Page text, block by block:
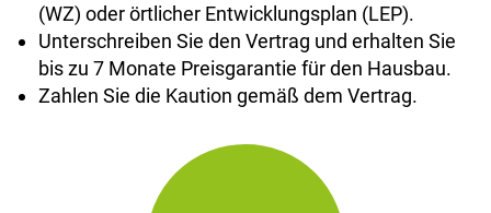
(WZ) oder örtlicher Entwicklungsplan (LEP).
Unterschreiben Sie den Vertrag und erhalten Sie
bis zu 7 Monate Preisgarantie für den Hausbau.
Zahlen Sie die Kaution gemäß dem Vertrag.